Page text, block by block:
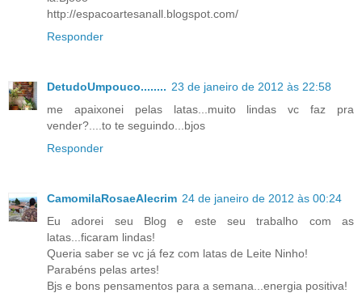
http://espacoartesanall.blogspot.com/
Responder
DetudoUmpouco........ 23 de janeiro de 2012 às 22:58
me apaixonei pelas latas...muito lindas vc faz pra
vender?....to te seguindo...bjos
Responder
CamomilaRosaeAlecrim 24 de janeiro de 2012 às 00:24
Eu adorei seu Blog e este seu trabalho com as
latas...ficaram lindas!
Queria saber se vc já fez com latas de Leite Ninho!
Parabéns pelas artes!
Bjs e bons pensamentos para a semana...energia positiva!